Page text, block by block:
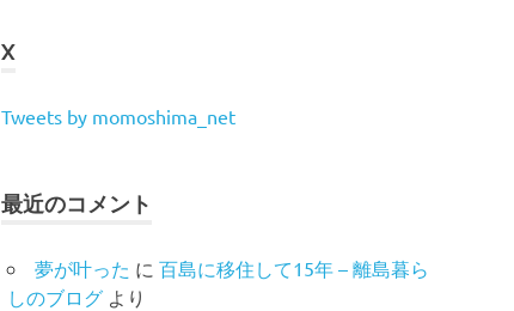
X
Tweets by momoshima_net
最近のコメント
夢が叶った に 百島に移住して15年 – 離島暮ら
しのブログ より